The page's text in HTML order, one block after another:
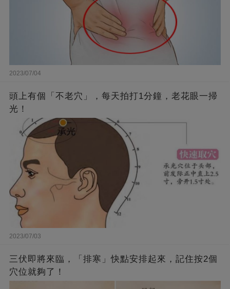
2023/07/04
頭上有個「不老穴」，每天拍打1分鐘，老花眼一掃
光！
2023/07/03
三伏即將來臨，「排寒」快點安排起來，記住按2個
穴位就夠了！